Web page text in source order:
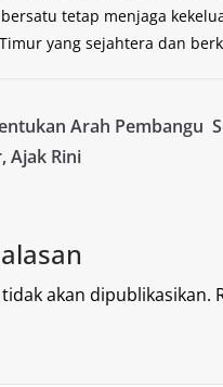
tetap menjaga
yang sejahtera dan
Arah Pembangu
Ajak Rini
akan dipublikasikan.